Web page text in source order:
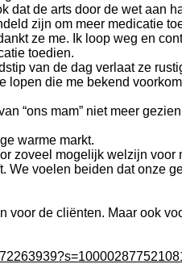
dat de arts door de wet aan
zijn om meer medicatie
ze me. Ik loop weg en
toedien.
van de dag verlaat ze
lopen die me bekend
“ons mam” niet meer
warme markt.
zoveel mogelijk welzijn voor
We voelen beiden dat
voor de cliënten. Maar ook